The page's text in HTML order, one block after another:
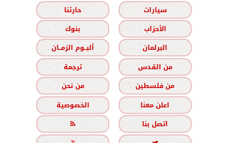
سيارات
حارتنا
الأحزاب
بنوك
البرلمان
ألبــوم الزمــان
من القدس
ترجمة
من فلسطين
من نحن
اعلن معنا
الخصوصية
اتصل بنا
